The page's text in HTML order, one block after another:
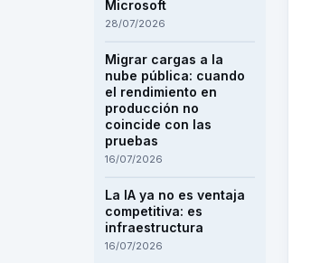
Microsoft
28/07/2026
Migrar cargas a la
nube pública: cuando
el rendimiento en
producción no
coincide con las
pruebas
16/07/2026
La IA ya no es ventaja
competitiva: es
infraestructura
16/07/2026